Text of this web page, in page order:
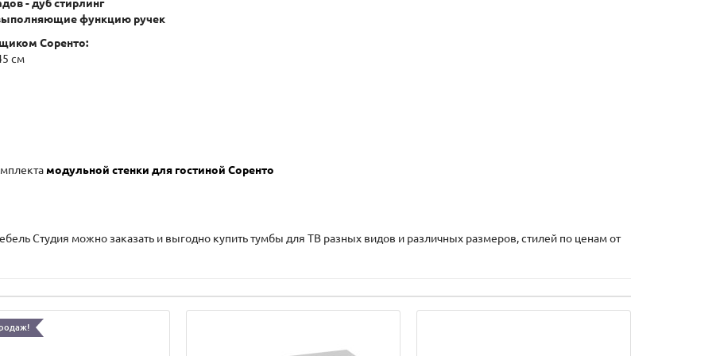
- дуб стирлинг
функцию ручек
Соренто:
см
модульной стенки для гостиной Соренто
Студия можно заказать и выгодно купить тумбы для ТВ разных видов и различных размеров, стилей по ценам от